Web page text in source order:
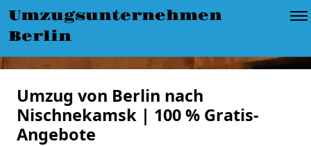
Umzugsunternehmen
Berlin
Umzug von Berlin nach
Nischnekamsk | 100 % Gratis-
Angebote